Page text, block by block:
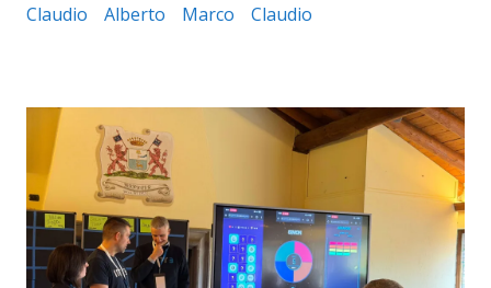
Claudio Alberto Marco Claudio